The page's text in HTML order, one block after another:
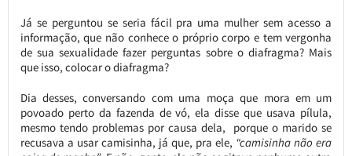
Já se perguntou se seria fácil pra uma mulher sem acesso a
informação, que não conhece o próprio corpo e tem vergonha
de sua sexualidade fazer perguntas sobre o diafragma? Mais
que isso, colocar o diafragma?
Dia desses, conversando com uma moça que mora em um
povoado perto da fazenda de vó, ela disse que usava pílula,
mesmo tendo problemas por causa dela, porque o marido se
recusava a usar camisinha, já que, pra ele, “camisinha não era